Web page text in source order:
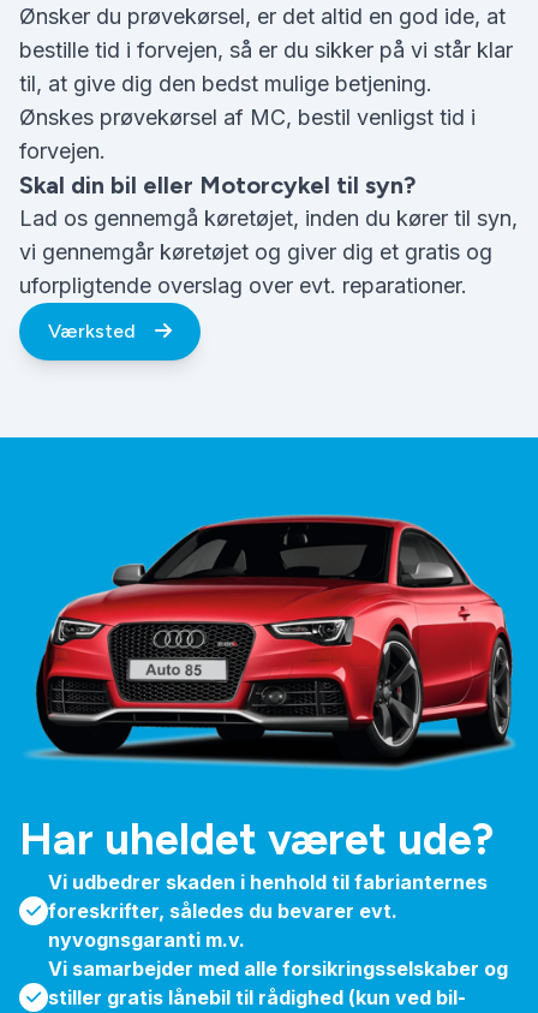
Ønsker du prøvekørsel, er det altid en god ide, at
bestille tid i forvejen, så er du sikker på vi står klar
til, at give dig den bedst mulige betjening.
Ønskes prøvekørsel af MC, bestil venligst tid i
forvejen.
Skal din bil eller Motorcykel til syn?
Lad os gennemgå køretøjet, inden du kører til syn,
vi gennemgår køretøjet og giver dig et gratis og
uforpligtende overslag over evt. reparationer.
Værksted
Har uheldet været ude?
Vi udbedrer skaden i henhold til fabrianternes
foreskrifter, således du bevarer evt.
nyvognsgaranti m.v.
Vi samarbejder med alle forsikringsselskaber og
stiller gratis lånebil til rådighed (kun ved bil-